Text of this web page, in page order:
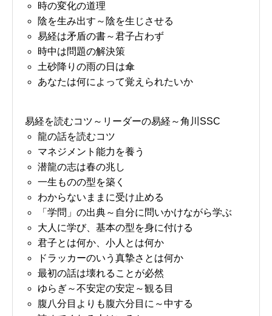
時の変化の道理
陰を生み出す～陰を生じさせる
易経は矛盾の書～君子占わず
時中は問題の解決策
土砂降りの雨の日は傘
あなたは何によって覚えられたいか
易経を読むコツ～リーダーの易経～角川SSC
龍の話を読むコツ
マネジメント能力を養う
潜龍の志は春の兆し
一生ものの型を築く
わからないままに受け止める
「学問」の出典～自分に問いかけながら学ぶ
大人に学び、基本の型を身に付ける
君子とは何か、小人とは何か
ドラッカーのいう真摯さとは何か
最初の話は壊れることが必然
ゆらぎ～不安定の安定～観る目
腹八分目よりも腹六分目に～中する